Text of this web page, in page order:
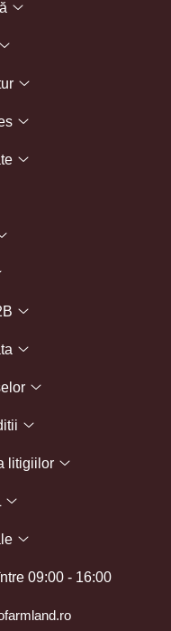
litigiilor
09:00 - 16:00